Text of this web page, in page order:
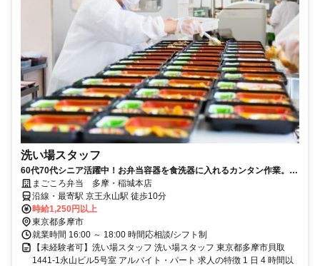
洗い場スタッフ
60代70代シニア活躍中！お弁当容器を食洗器に入れるカンタン作業。シ
フトご相談可能です！
まごころ弁当 多摩・稲城本店
沿線・最寄駅 京王永山駅 徒歩10分
時給1,250円以上
東京都多摩市
就業時間 16:00 ～ 18:00 時間応相談/シフト制
【未経験者可】洗い場スタッフ 洗い場スタッフ 東京都多摩市貝取
1441-1永山ビル5号室 アルバイト・パート 求人の特徴 1 日 4 時間以